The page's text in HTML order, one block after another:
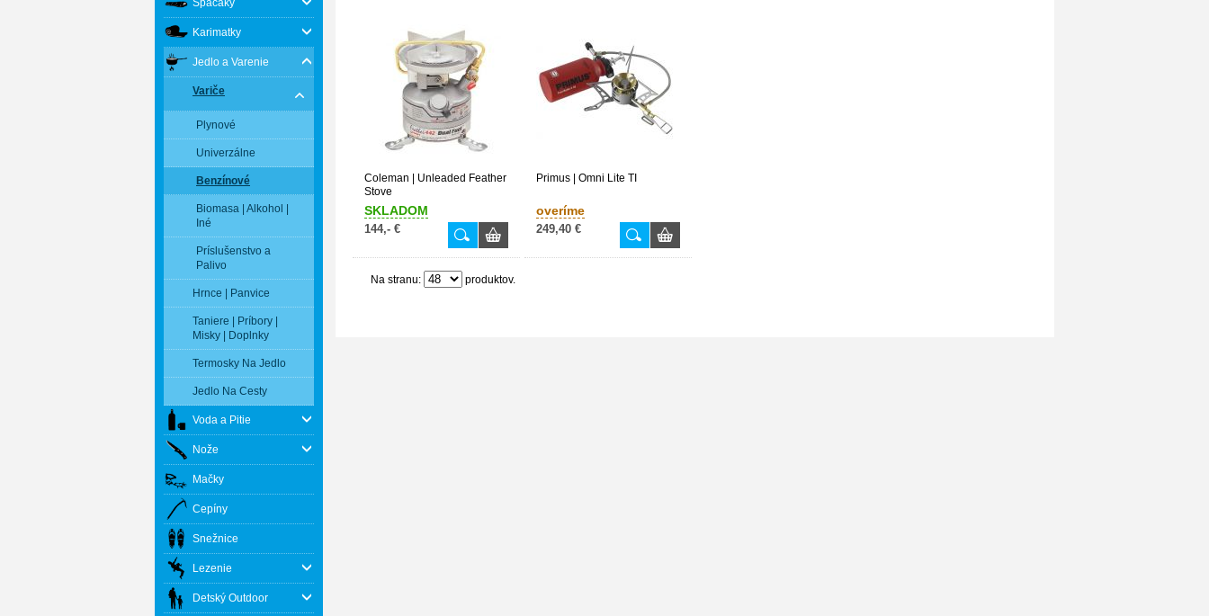
Spacáky
Karimatky
Jedlo a Varenie
Variče
Plynové
Univerzálne
Benzínové
Biomasa | Alkohol |
Iné
Príslušenstvo a
Palivo
Hrnce | Panvice
Taniere | Príbory |
Misky | Doplnky
Termosky Na Jedlo
Jedlo Na Cesty
Voda a Pitie
Nože
Mačky
Cepíny
Snežnice
Lezenie
Detský Outdoor
Coleman | Unleaded Feather
Stove
SKLADOM
144,- €
Primus | Omni Lite TI
overíme
249,40 €
Na stranu: produktov.